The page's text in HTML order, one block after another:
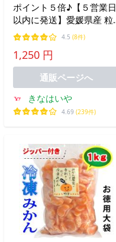
ポイント５倍♪【５営業日
以内に発送】愛媛県産 粒
楽 冷凍みかん５００ｇ
（つぶらく）
4.5 (8件)
1,250 円
通販ページへ
きなはいや
4.69 (239件)